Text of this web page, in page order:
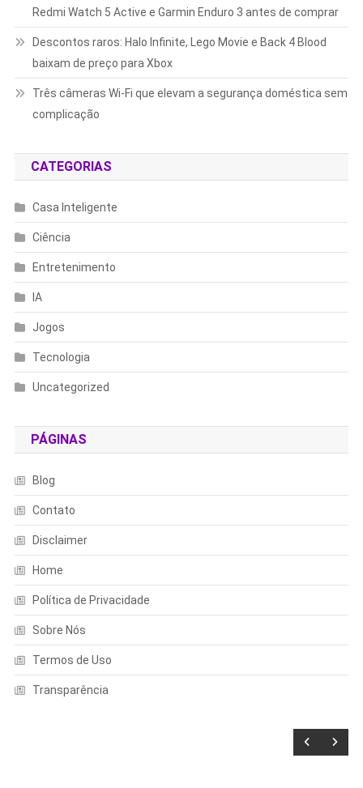
Redmi Watch 5 Active e Garmin Enduro 3 antes de comprar
Descontos raros: Halo Infinite, Lego Movie e Back 4 Blood
baixam de preço para Xbox
Três câmeras Wi-Fi que elevam a segurança doméstica sem
complicação
CATEGORIAS
Casa Inteligente
Ciência
Entretenimento
IA
Jogos
Tecnologia
Uncategorized
PÁGINAS
Blog
Contato
Disclaimer
Home
Política de Privacidade
Sobre Nós
Termos de Uso
Transparência